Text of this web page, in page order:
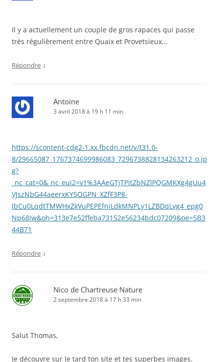
Il y a actuellement un couple de gros rapaces qui passe
très régulièrement entre Quaix et Provetsieux…
Répondre ↓
Antoine
3 avril 2018 à 19 h 11 min
https://scontent-cdg2-1.xx.fbcdn.net/v/t31.0-
8/29665087_1767374699986083_7296738828134263212_o.jp
g?
_nc_cat=0&_nc_eui2=v1%3AAeGTjTPItZbNZlPQGMKXg4gUu4
VJszNbG44aeerxKY5OGPN_XZfF3P8-
lbCu0LqdtTMWHxZkVuPEPEfniLdkMNPLy1LZBDqLvg4_epg0
Np68Iw&oh=313e7e52ffeba73152e56234bdc07209&oe=5B3
44B71
Répondre ↓
Nico de Chartreuse Nature
2 septembre 2018 à 17 h 33 min
Salut Thomas,
Je découvre sur le tard ton site et tes superbes images.